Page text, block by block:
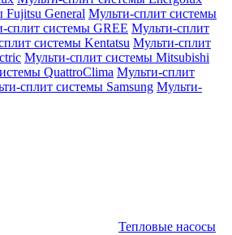
Fujitsu General Мульти-сплит системы
сплит системы GREE Мульти-сплит
системы Kentatsu Мульти-сплит
Мульти-сплит системы Mitsubishi
QuattroClima Мульти-сплит
сплит системы Samsung Мульти-
Тепловые насосы